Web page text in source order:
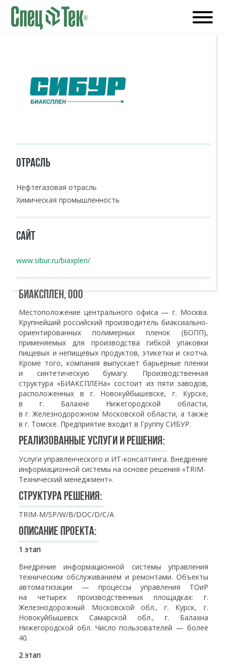
ОТРАСЛЬ
Нефтегазовая отрасль
Химическая промышленность
САЙТ
www.sibur.ru/biaxplen/
БИАКСПЛЕН, ООО
Местоположение центрального офиса — г. Москва.
Крупнейший российский производитель биаксиально-
ориентированных полимерных пленок (БОПП),
применяемых для производства гибкой упаковки
пищевых и непищевых продуктов, этикетки и скотча.
Кроме того, компания выпускает барьерные пленки
и синтетическую бумагу. Производственная
структура «БИАКСПЛЕНа» состоит из пяти заводов,
расположенных в г. Новокуйбышевске, г. Курске,
в г. Балахне Нижегородской области,
в г. Железнодорожном Московской области, а также
в г. Томске. Предприятие входит в Группу СИБУР.
Реализованные услуги и решения:
Услуги управленческого и ИТ-консалтинга. Внедрение
информационной системы на основе решения «TRIM-
Технический менеджмент».
Структура решения:
TRIM-M/SP/W/B/DOC/D/C/A
Описание проекта:
1 этап
Внедрение информационной системы управления
техническим обслуживанием и ремонтами. Объекты
автоматизации — процессы управления ТОиР
на четырех производственных площадках: г.
Железнодорожный Московской обл., г. Курск, г.
Новокуйбышевск Самарской обл., г. Балахна
Нижегородской обл. Число пользователей — более
40.
2 этап